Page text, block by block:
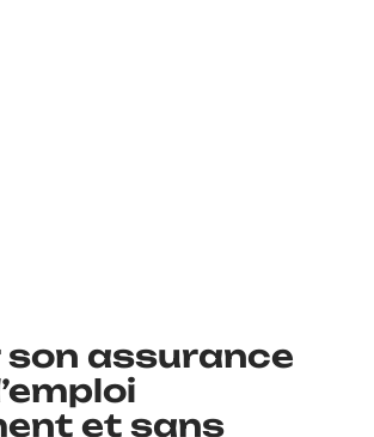
son assurance
et sans